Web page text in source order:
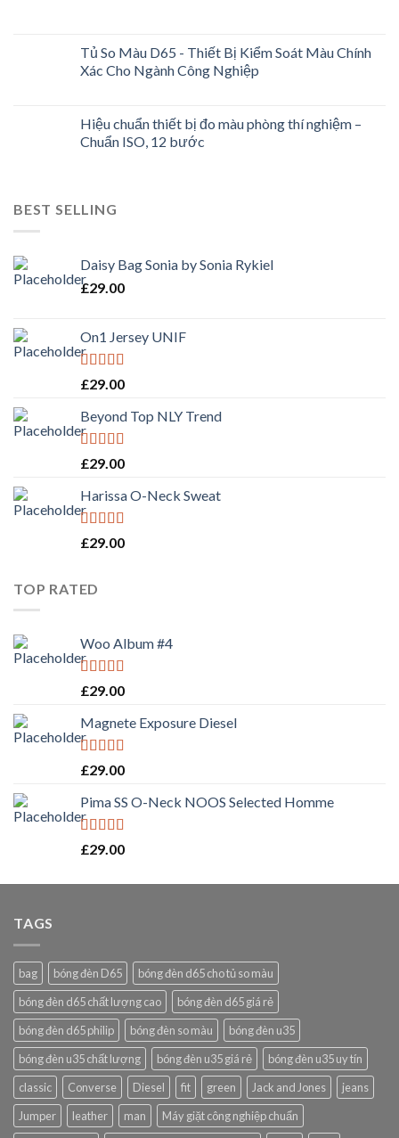
Tủ So Màu D65 - Thiết Bị Kiểm Soát Màu Chính
Xác Cho Ngành Công Nghiệp
Hiệu chuẩn thiết bị đo màu phòng thí nghiệm –
Chuẩn ISO, 12 bước
BEST SELLING
Daisy Bag Sonia by Sonia Rykiel
£29.00
On1 Jersey UNIF
Rated5.00
£29.00
Beyond Top NLY Trend
Rated
of 5
£29.00
Harissa O-Neck Sweat
Rated4.00
£29.00
TOP RATED
Woo Album #4
Rated5.00
£29.00
Magnete Exposure Diesel
Rated5.00
£29.00
Pima SS O-Neck NOOS Selected Homme
Rated5.00
£29.00
TAGS
bag bóng đèn D65
bóng đèn d65 cho tủ so màu
bóng đèn d65 chất lượng cao
bóng đèn d65 giá rẻ
bóng đèn d65 philip
bóng đèn so màu
bóng đèn u35
bóng đèn u35 chất lượng
bóng đèn u35 giá rẻ
bóng đèn u35 uy tín
classic
Converse Diesel fit green Jack and Jones
jeans
Jumper
leather man
Máy giặt công nghiệp chuẩn